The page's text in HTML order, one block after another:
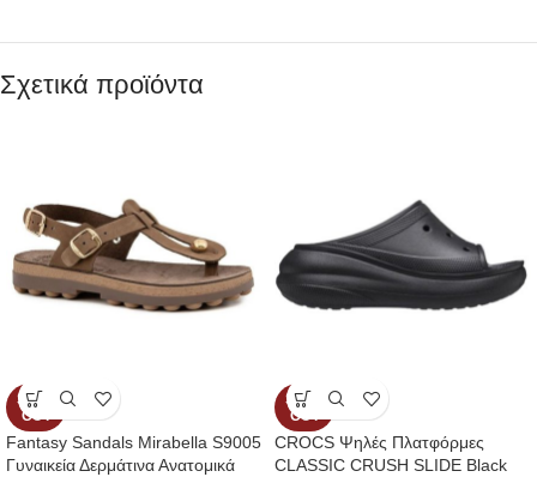
Σχετικά προϊόντα
SOLD
OUT
Fantasy Sandals Mirabella S9005
Γυναικεία Δερμάτινα Ανατομικά
SOLD
OUT
CROCS Ψηλές Πλατφόρμες
CLASSIC CRUSH SLIDE Black